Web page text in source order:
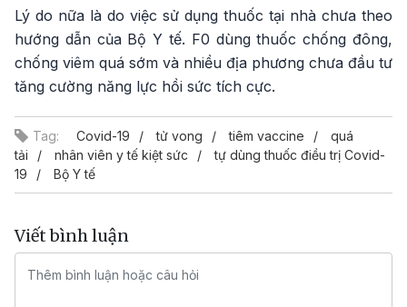
Lý do nữa là do việc sử dụng thuốc tại nhà chưa theo
hướng dẫn của Bộ Y tế. F0 dùng thuốc chống đông,
chống viêm quá sớm và nhiều địa phương chưa đầu tư
tăng cường năng lực hồi sức tích cực.
Tag: Covid-19 tử vong tiêm vaccine
quá
tải
nhân viên y tế kiệt sức
tự dùng thuốc điều trị Covid-
19
Bộ Y tế
Viết bình luận